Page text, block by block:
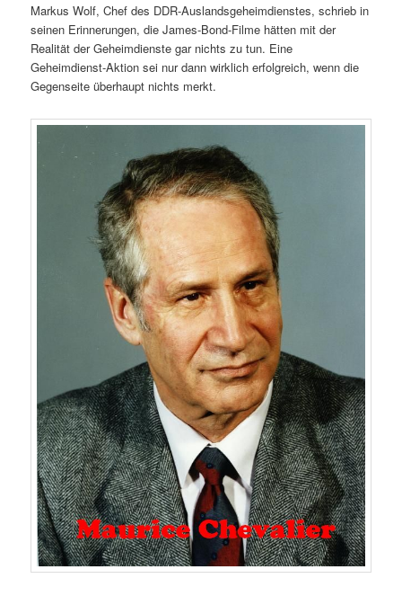
Markus Wolf, Chef des DDR-Auslandsgeheimdienstes, schrieb in
seinen Erinnerungen, die James-Bond-Filme hätten mit der
Realität der Geheimdienste gar nichts zu tun. Eine
Geheimdienst-Aktion sei nur dann wirklich erfolgreich, wenn die
Gegenseite überhaupt nichts merkt.